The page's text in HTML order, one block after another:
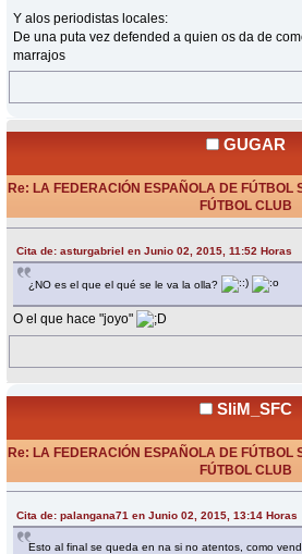
Y alos periodistas locales:
De una puta vez defended a quien os da de
marrajos
GUGAR
Re: LA FEDERACIÓN ESPAÑOLA DE FÚTBOL
FÚTBOL CLUB
Cita de: asturgabriel en Junio 02, 2015, 11:52 Horas
¿NO es el que el qué se le va la olla?
O el que hace "joyo"
SliM_SFC
Re: LA FEDERACIÓN ESPAÑOLA DE FÚTBOL
FÚTBOL CLUB
Cita de: palangana71 en Junio 02, 2015, 13:14 Horas
Esto al final se queda en na si no atentos, como